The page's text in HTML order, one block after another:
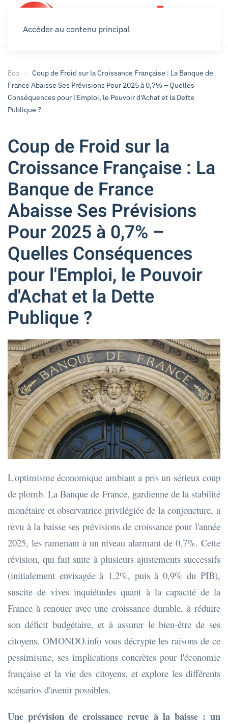
Accéder au contenu principal
Eco
Coup de Froid sur la Croissance Française : La Banque de
France Abaisse Ses Prévisions Pour 2025 à 0,7% – Quelles
Conséquences pour l'Emploi, le Pouvoir d'Achat et la Dette
Publique ?
Coup de Froid sur la
Croissance Française : La
Banque de France
Abaisse Ses Prévisions
Pour 2025 à 0,7% –
Quelles Conséquences
pour l'Emploi, le Pouvoir
d'Achat et la Dette
Publique ?
L'optimisme économique ambiant a pris un sérieux coup
de plomb. La Banque de France, gardienne de la stabilité
monétaire et observatrice privilégiée de la conjoncture, a
revu à la baisse ses prévisions de croissance pour l'année
2025, les ramenant à un niveau alarmant de 0,7%. Cette
révision, qui fait suite à plusieurs ajustements successifs
(initialement envisagée à 1,2%, puis à 0,9% du PIB),
suscite de vives inquiétudes quant à la capacité de la
France à renouer avec une croissance durable, à réduire
son déficit budgétaire, et à assurer le bien-être de ses
citoyens. OMONDO.info vous décrypte les raisons de ce
pessimisme, ses implications concrètes pour l'économie
française et la vie des citoyens, et explore les différents
scénarios d'avenir possibles.
Une prévision de croissance revue à la baisse : un